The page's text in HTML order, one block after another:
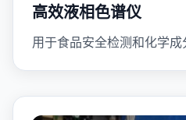
高效液相色谱仪
用于食品安全检测和化学